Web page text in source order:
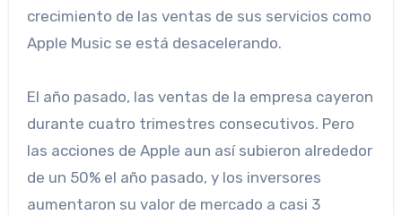
crecimiento de las ventas de sus servicios como
Apple Music se está desacelerando.
El año pasado, las ventas de la empresa cayeron
durante cuatro trimestres consecutivos. Pero
las acciones de Apple aun así subieron alrededor
de un 50% el año pasado, y los inversores
aumentaron su valor de mercado a casi 3